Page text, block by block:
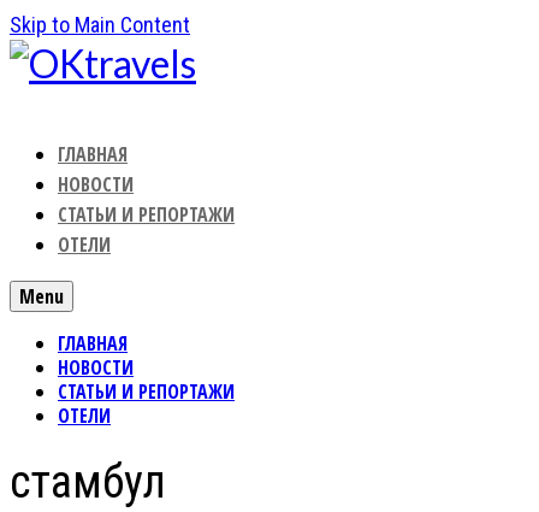
Skip to Main Content
ГЛАВНАЯ
НОВОСТИ
СТАТЬИ И РЕПОРТАЖИ
ОТЕЛИ
Menu
ГЛАВНАЯ
НОВОСТИ
СТАТЬИ И РЕПОРТАЖИ
ОТЕЛИ
стамбул